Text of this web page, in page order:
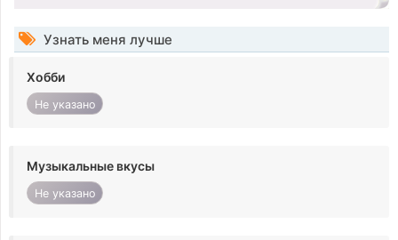
Узнать меня лучше
Хобби
Не указано
Музыкальные вкусы
Не указано